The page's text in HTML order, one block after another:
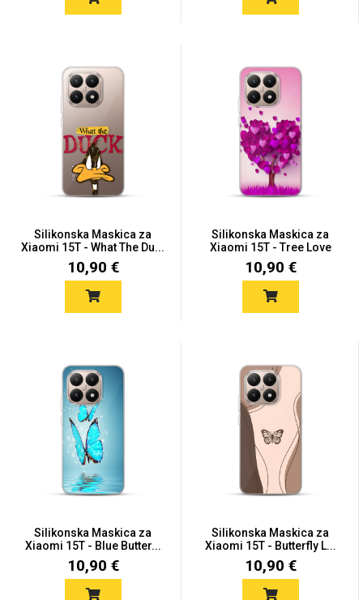
Silikonska Maskica za
Xiaomi 15T - What The Du...
10,90 €
Silikonska Maskica za
Xiaomi 15T - Tree Love
10,90 €
Silikonska Maskica za
Xiaomi 15T - Blue Butter...
10,90 €
Silikonska Maskica za
Xiaomi 15T - Butterfly L...
10,90 €
Quotes Collection
Zodiac Halloween
Doodles Apstraktni motivi
Monogrami Dječji motivi